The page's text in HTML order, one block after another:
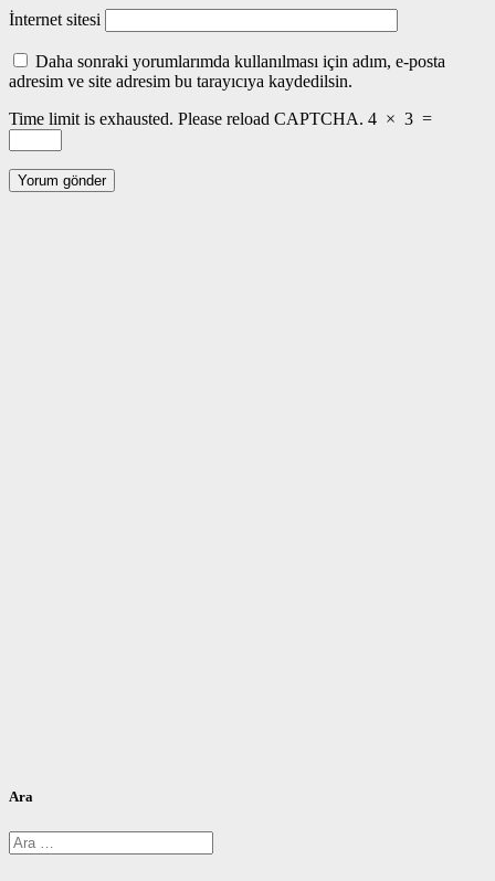
İnternet sitesi
Daha sonraki yorumlarımda kullanılması için adım, e-posta
adresim ve site adresim bu tarayıcıya kaydedilsin.
Time limit is exhausted. Please reload CAPTCHA. 4 × 3 =
Ara
Arama: